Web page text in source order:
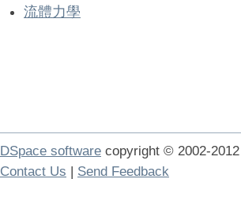
流體力學
DSpace software copyright © 2002-2012
Contact Us | Send Feedback